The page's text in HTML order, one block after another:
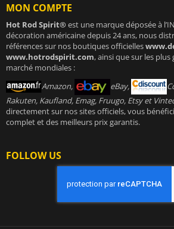
MON COMPTE
Hot Rod Spirit®est une marque déposée à
décoration américaine depuis 24 ans, nous
références sur nos boutiques officielles
www.hotrodspirit.com, ainsi que sur les plus
marché mondiales :
Amazon,
eBay,
Rakuten, Kaufland, Emag, Fruugo, Etsy et
directement sur nos sites officiels, vous
complet et des meilleurs prix garantis.
FOLLOW US